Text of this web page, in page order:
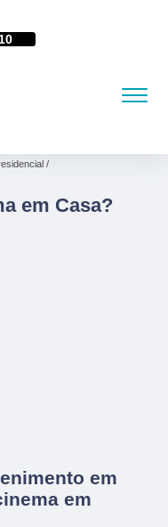
em Casa?
em
em